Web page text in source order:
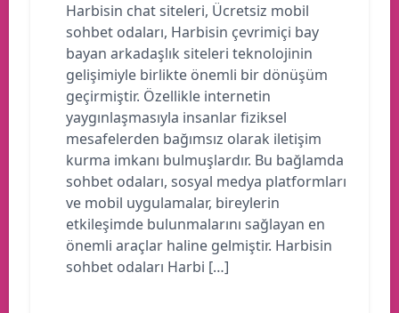
Harbisin chat siteleri, Ücretsiz mobil
sohbet odaları, Harbisin çevrimiçi bay
bayan arkadaşlık siteleri teknolojinin
gelişimiyle birlikte önemli bir dönüşüm
geçirmiştir. Özellikle internetin
yaygınlaşmasıyla insanlar fiziksel
mesafelerden bağımsız olarak iletişim
kurma imkanı bulmuşlardır. Bu bağlamda
sohbet odaları, sosyal medya platformları
ve mobil uygulamalar, bireylerin
etkileşimde bulunmalarını sağlayan en
önemli araçlar haline gelmiştir. Harbisin
sohbet odaları Harbi […]